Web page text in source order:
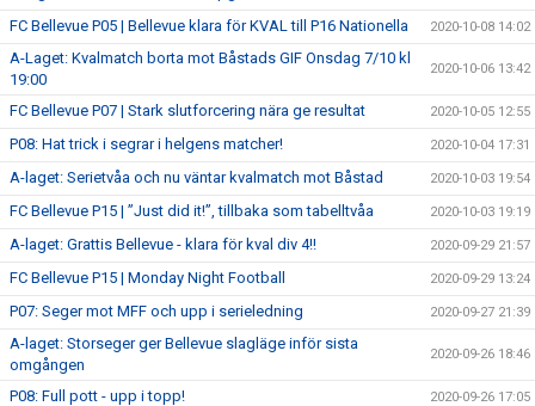
FC Bellevue P05 | Bellevue klara för KVAL till P16 Nationella 2020-10-08 14:02
A-Laget: Kvalmatch borta mot Båstads GIF Onsdag 7/10 kl
19:00
2020-10-06 13:42
FC Bellevue P07 | Stark slutforcering nära ge resultat 2020-10-05 12:55
P08: Hat trick i segrar i helgens matcher! 2020-10-04 17:31
A-laget: Serietvåa och nu väntar kvalmatch mot Båstad 2020-10-03 19:54
FC Bellevue P15 | ”Just did it!”, tillbaka som tabelltvåa 2020-10-03 19:19
A-laget: Grattis Bellevue - klara för kval div 4!! 2020-09-29 21:57
FC Bellevue P15 | Monday Night Football 2020-09-29 13:24
P07: Seger mot MFF och upp i serieledning 2020-09-27 21:39
A-laget: Storseger ger Bellevue slagläge inför sista
omgången
2020-09-26 18:46
P08: Full pott - upp i topp! 2020-09-26 17:05